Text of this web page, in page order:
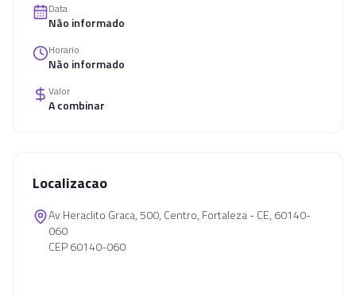
Data
Não informado
Horario
Não informado
Valor
A combinar
Localizacao
Av Heraclito Graca, 500, Centro, Fortaleza - CE, 60140-
060
CEP 60140-060